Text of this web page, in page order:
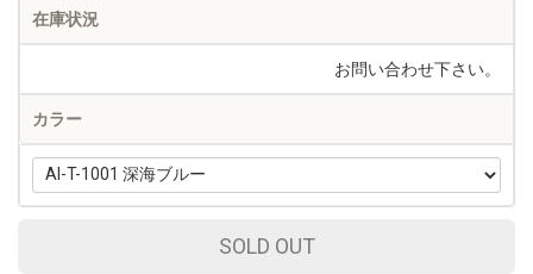
在庫状況
お問い合わせ下さい。
カラー
SOLD OUT